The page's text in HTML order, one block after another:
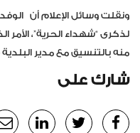
ونقلت وسائل الإعلام أن
لذكرى “شهداء الحرية”، الأمر
منه بالتنسيق مع مدير
شارك على